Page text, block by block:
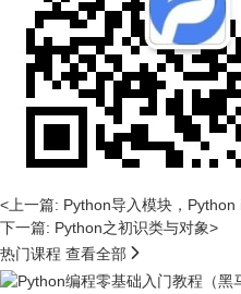
<上一篇: Python导入模块，Python
下一篇: Python之初识类与对象>
热门课程 查看全部 